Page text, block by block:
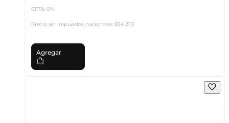
CFTA: 0%
Precio sin impuestos nacionales:$54.273
Agregar